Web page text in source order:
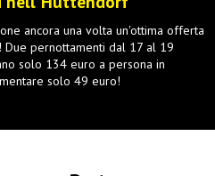
ancora una volta un'ottima offerta
pernottamenti dal 17 al 19
solo 134 euro a persona in
solo 49 euro!